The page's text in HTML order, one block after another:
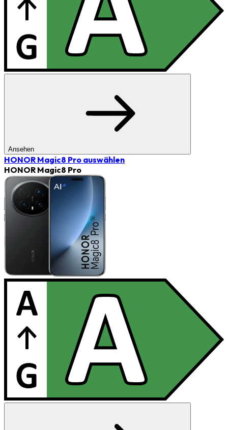
Ansehen
HONOR Magic8 Pro auswählen
HONOR Magic8 Pro